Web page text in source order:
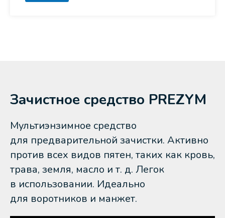
Зачистное средство PREZYM
Мультиэнзимное средство
для предварительной зачистки. Активно
против всех видов пятен, таких как кровь,
трава, земля, масло и т. д. Легок
в использовании. Идеально
для воротников и манжет.